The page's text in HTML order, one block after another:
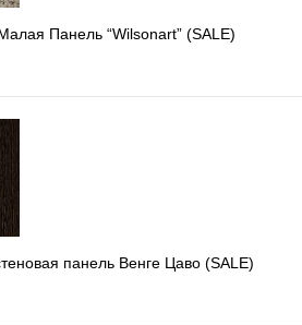
Панель “Wilsonart” (SALE)
панель Венге Цаво (SALE)